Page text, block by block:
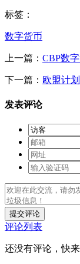
标签：
数字货币
上一篇： CBP数
下一篇： 欧盟计
发表评论
提交评论
评论列表
还没有评论，快